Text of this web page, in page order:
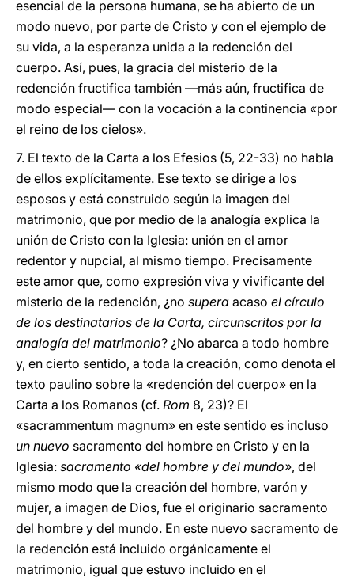
esencial de la persona humana, se ha abierto de un
modo nuevo, por parte de Cristo y con el ejemplo de
su vida, a la esperanza unida a la redención del
cuerpo. Así, pues, la gracia del misterio de la
redención fructifica también —más aún, fructifica de
modo especial— con la vocación a la continencia «por
el reino de los cielos».
7. El texto de la Carta a los Efesios (5, 22-33) no habla
de ellos explícitamente. Ese texto se dirige a los
esposos y está construido según la imagen del
matrimonio, que por medio de la analogía explica la
unión de Cristo con la Iglesia: unión en el amor
redentor y nupcial, al mismo tiempo. Precisamente
este amor que, como expresión viva y vivificante del
misterio de la redención, ¿no supera acaso el círculo
de los destinatarios de la Carta, circunscritos por la
analogía del matrimonio? ¿No abarca a todo hombre
y, en cierto sentido, a toda la creación, como denota el
texto paulino sobre la «redención del cuerpo» en la
Carta a los Romanos (cf. Rom 8, 23)? El
«sacrammentum magnum» en este sentido es incluso
un nuevo sacramento del hombre en Cristo y en la
Iglesia: sacramento «del hombre y del mundo», del
mismo modo que la creación del hombre, varón y
mujer, a imagen de Dios, fue el originario sacramento
del hombre y del mundo. En este nuevo sacramento de
la redención está incluido orgánicamente el
matrimonio, igual que estuvo incluido en el